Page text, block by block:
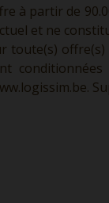
à partir de
et ne
toute(s)